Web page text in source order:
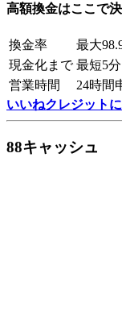
高額換金はここで
換金率
最大
現金化まで 最短5分
営業時間
24時間
いいねクレジット
88キャッシュ